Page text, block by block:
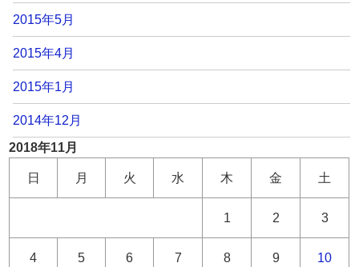
2015年5月
2015年4月
2015年1月
2014年12月
2018年11月
日 月 火 水 木 金 土
1 2 3
4 5 6 7 8 9 10